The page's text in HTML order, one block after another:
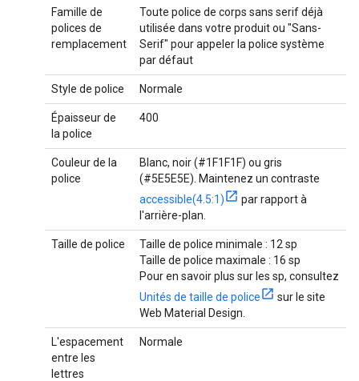
Famille de
polices de
remplacement
Toute police de corps sans serif déjà
utilisée dans votre produit ou "Sans-
Serif" pour appeler la police système
par défaut
Style de police Normale
Épaisseur de
la police
400
Couleur de la
police
Blanc, noir (#1F1F1F) ou gris
(#5E5E5E). Maintenez un contraste
accessible(4.5:1)
par rapport à
l'arrière-plan.
Taille de police
Taille de police minimale : 12 sp
Taille de police maximale : 16 sp
Pour en savoir plus sur les sp, consultez
Unités de taille de police
sur le site
Web Material Design.
L'espacement
entre les
lettres
Normale